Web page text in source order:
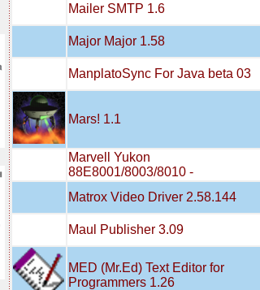
Mailer SMTP 1.6
Major Major 1.58
ManplatoSync For Java beta 03
Mars! 1.1
Marvell Yukon
88E8001/8003/8010 -
Matrox Video Driver 2.58.144
Maul Publisher 3.09
MED (Mr.Ed) Text Editor for
Programmers 1.26